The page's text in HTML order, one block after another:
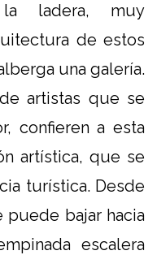
la ladera, muy
de estos
una galería.
artistas que se
confieren a esta
artística, que se
turística. Desde
puede bajar hacia
escalera